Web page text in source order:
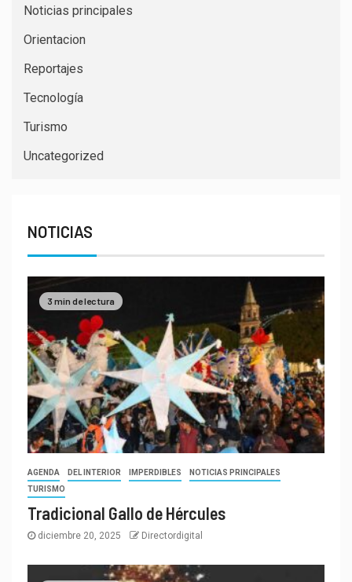
Noticias principales
Orientacion
Reportajes
Tecnología
Turismo
Uncategorized
NOTICIAS
3 min de lectura
AGENDA DEL INTERIOR IMPERDIBLES
NOTICIAS PRINCIPALES
TURISMO
Tradicional Gallo de Hércules
diciembre 20, 2025 Directordigital